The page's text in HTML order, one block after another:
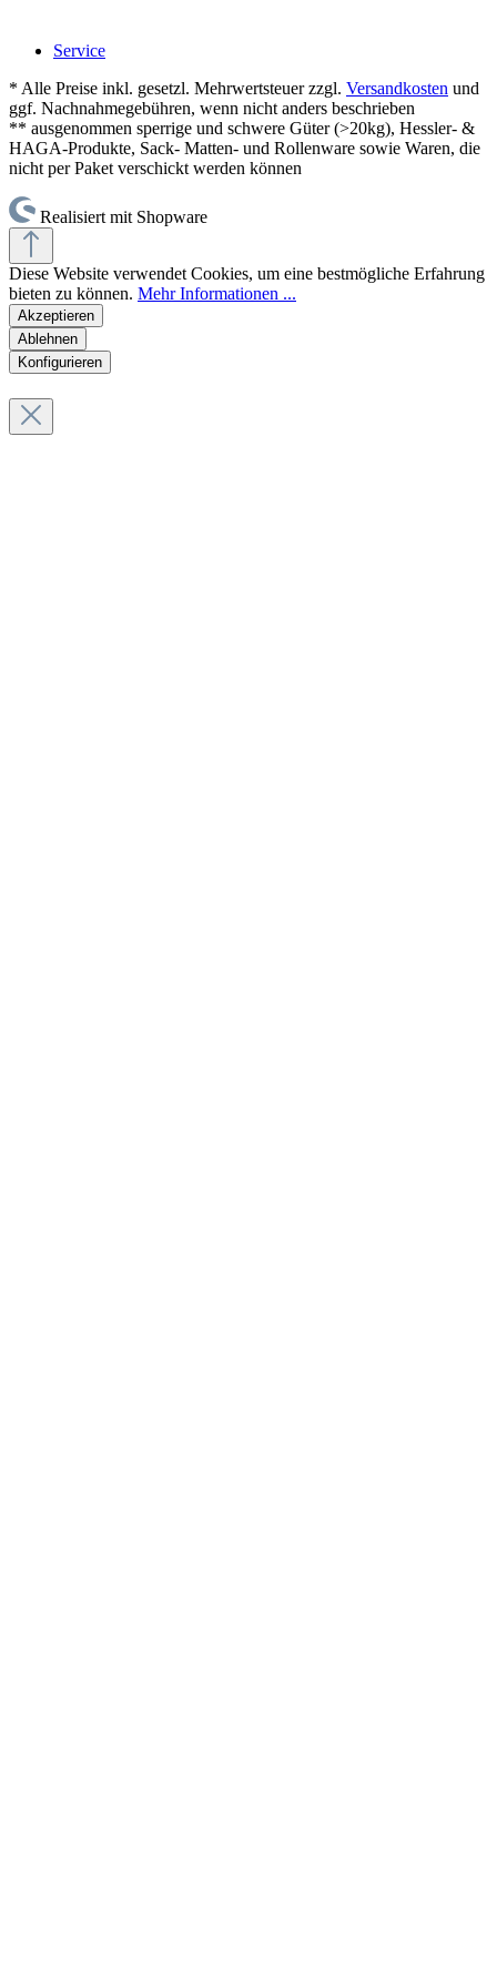
Service
* Alle Preise inkl. gesetzl. Mehrwertsteuer zzgl. Versandkosten und
ggf. Nachnahmegebühren, wenn nicht anders beschrieben
** ausgenommen sperrige und schwere Güter (>20kg), Hessler- &
HAGA-Produkte, Sack- Matten- und Rollenware sowie Waren, die
nicht per Paket verschickt werden können
Realisiert mit Shopware
Diese Website verwendet Cookies, um eine bestmögliche Erfahrung
bieten zu können. Mehr Informationen ...
Akzeptieren
Ablehnen
Konfigurieren